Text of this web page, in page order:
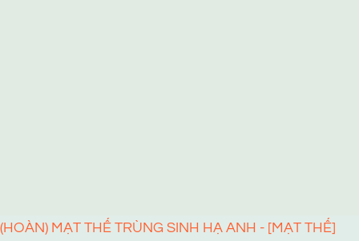
(HOÀN) MẠT THẾ TRÙNG SINH HẠ ANH - [MẠT THẾ]